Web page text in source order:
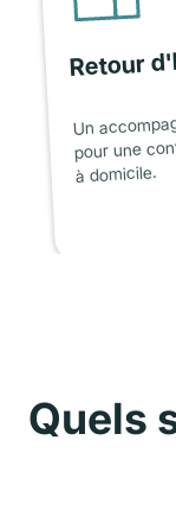
Retour
Un
pour une
à domicile.
Quels